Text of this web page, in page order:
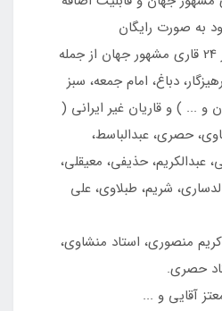
به صورت رايگان
* تلاوت ترتيل بيش از 24 قاري مشهور جهان از جمله
دباغ، امام جمعه، سبز
و ... ) و قاریان غیر ایرانی (
حصري، عبدالباسط،
عبدالکريم، حذيفي، معیقلی،
شريم، طبلاوي، علي
منصوري، استاد منشاوي،
حصري.
آقايی و ...